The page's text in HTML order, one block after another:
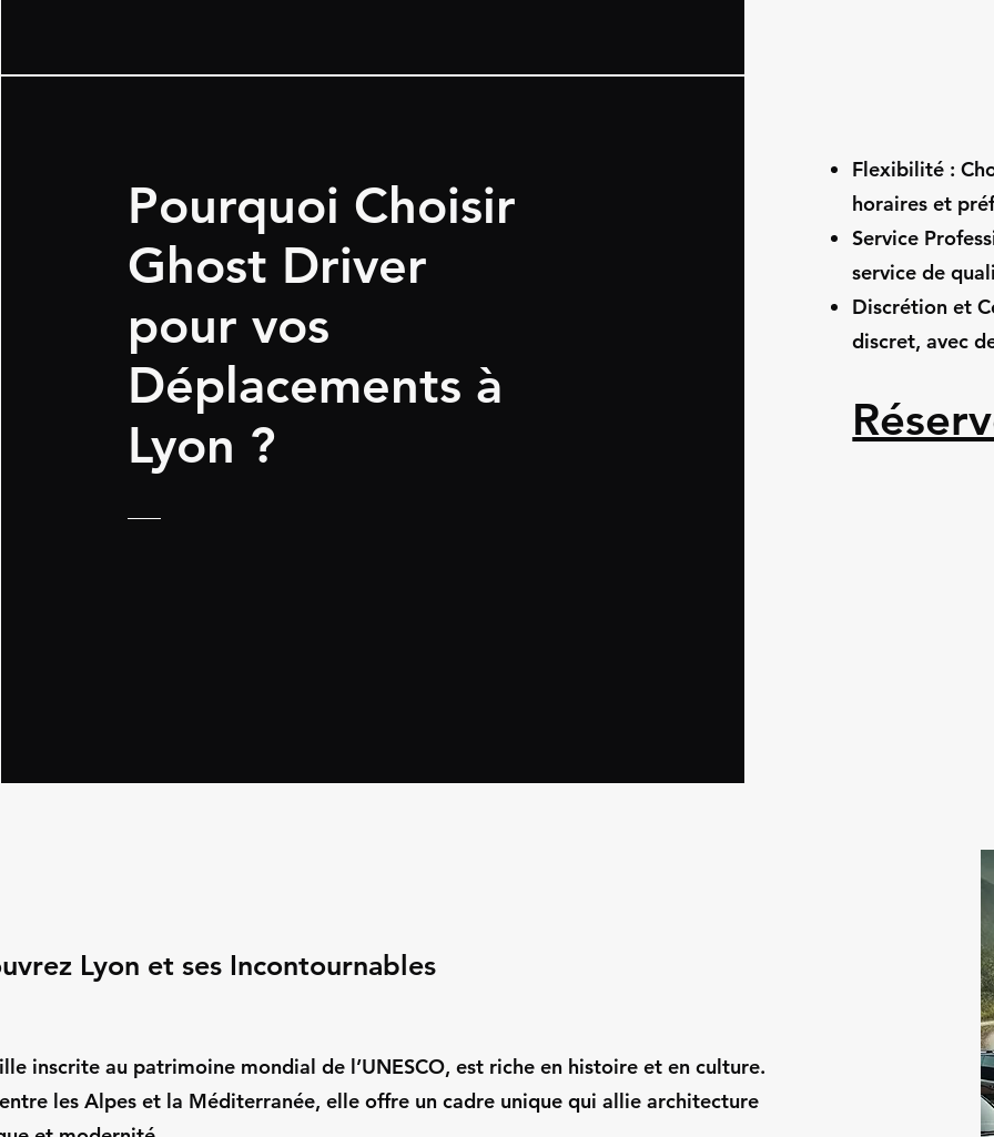
Pourquoi Choisir
Ghost Driver
pour vos
Déplacements à
Lyon ?
Flexibilité :
horaires et
Service
service de
Discrétion et
discret, avec
Lyon et ses Incontournables
inscrite au patrimoine mondial de l’UNESCO, est riche en histoire et en culture.
les Alpes et la Méditerranée, elle offre un cadre unique qui allie architecture